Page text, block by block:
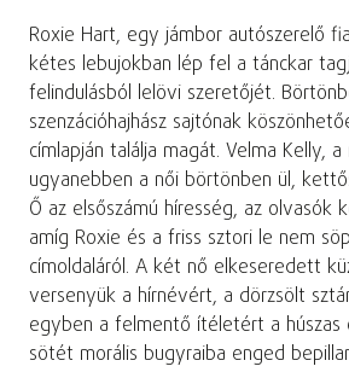
Roxie Hart, egy jámbor autószerelő
kétes lebujokban lép fel a tánckar
felindulásból lelövi szeretőjét.
szenzációhajhász sajtónak
címlapján találja magát. Velma Kelly,
ugyanebben a női börtönben ül,
Ő az elsőszámú híresség, az olvasók
amíg Roxie és a friss sztori le nem
címoldaláról. A két nő elkeseredett
versenyük a hírnévért, a dörzsölt
egyben a felmentő ítéletért a húszas
sötét morális bugyraiba enged